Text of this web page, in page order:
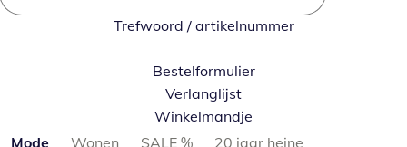
Trefwoord / artikelnummer
Bestelformulier
Verlanglijst
Winkelmandje
Productcategorieën overslaan
Mode Wonen SALE %
20 jaar heine